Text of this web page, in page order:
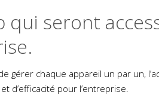
qui seront
gérer chaque appareil un par un,
d’efficacité pour l’entreprise.